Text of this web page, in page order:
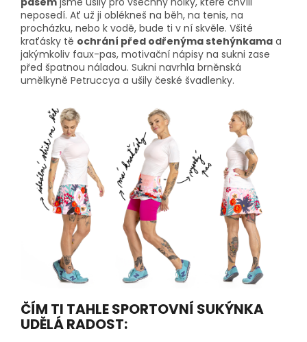
neposedí. Ať už ji oblékneš na běh, na tenis, na
procházku, nebo k vodě, bude ti v ní skvěle. Všité
kraťásky tě ochrání před odřenýma stehýnkama a
jakýmkoliv faux-pas, motivační nápisy na sukni zase
před špatnou náladou. Sukni navrhla brněnská
umělkyně Petruccya a ušily české švadlenky.
ČÍM TI TAHLE SPORTOVNÍ SUKÝNKA
UDĚLÁ RADOST: